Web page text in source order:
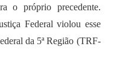
o próprio precedente.
Federal violou esse
da 5ª Região (TRF-